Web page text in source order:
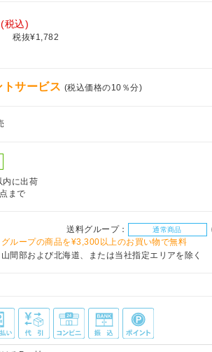
(税込)
税抜¥1,782
サービス (税込価格の10％分)
内に出荷
まで
送料グループ： 通常商品
グループの商品を¥3,300以上のお買い物で無料
間部および北海道、または当社指定エリアを除く